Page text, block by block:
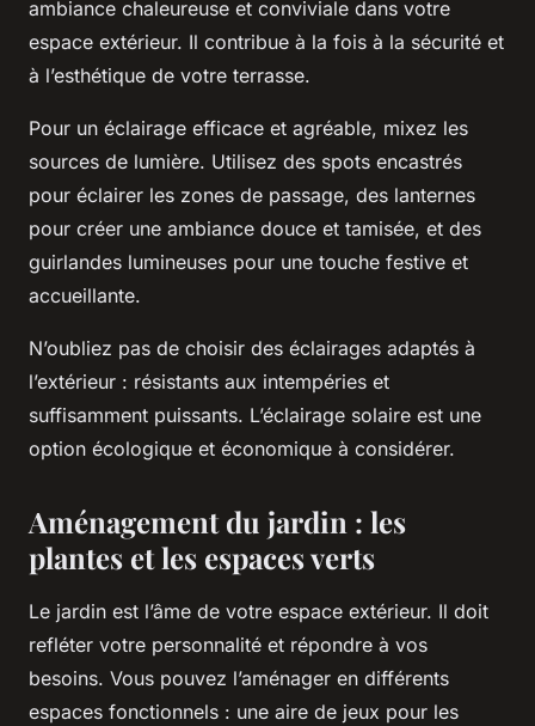
ambiance chaleureuse et conviviale dans votre
espace extérieur. Il contribue à la fois à la sécurité et
à l’esthétique de votre terrasse.
Pour un éclairage efficace et agréable, mixez les
sources de lumière. Utilisez des spots encastrés
pour éclairer les zones de passage, des lanternes
pour créer une ambiance douce et tamisée, et des
guirlandes lumineuses pour une touche festive et
accueillante.
N’oubliez pas de choisir des éclairages adaptés à
l’extérieur : résistants aux intempéries et
suffisamment puissants. L’éclairage solaire est une
option écologique et économique à considérer.
Aménagement du jardin : les
plantes et les espaces verts
Le jardin est l’âme de votre espace extérieur. Il doit
refléter votre personnalité et répondre à vos
besoins. Vous pouvez l’aménager en différents
espaces fonctionnels : une aire de jeux pour les